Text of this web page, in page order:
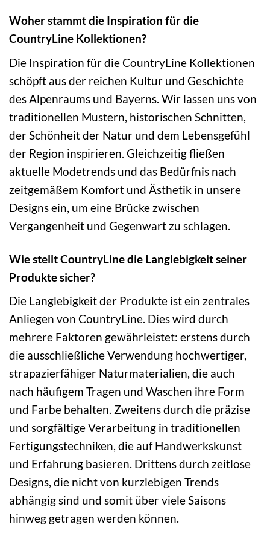
Woher stammt die Inspiration für die
CountryLine Kollektionen?
Die Inspiration für die CountryLine Kollektionen
schöpft aus der reichen Kultur und Geschichte
des Alpenraums und Bayerns. Wir lassen uns von
traditionellen Mustern, historischen Schnitten,
der Schönheit der Natur und dem Lebensgefühl
der Region inspirieren. Gleichzeitig fließen
aktuelle Modetrends und das Bedürfnis nach
zeitgemäßem Komfort und Ästhetik in unsere
Designs ein, um eine Brücke zwischen
Vergangenheit und Gegenwart zu schlagen.
Wie stellt CountryLine die Langlebigkeit seiner
Produkte sicher?
Die Langlebigkeit der Produkte ist ein zentrales
Anliegen von CountryLine. Dies wird durch
mehrere Faktoren gewährleistet: erstens durch
die ausschließliche Verwendung hochwertiger,
strapazierfähiger Naturmaterialien, die auch
nach häufigem Tragen und Waschen ihre Form
und Farbe behalten. Zweitens durch die präzise
und sorgfältige Verarbeitung in traditionellen
Fertigungstechniken, die auf Handwerkskunst
und Erfahrung basieren. Drittens durch zeitlose
Designs, die nicht von kurzlebigen Trends
abhängig sind und somit über viele Saisons
hinweg getragen werden können.